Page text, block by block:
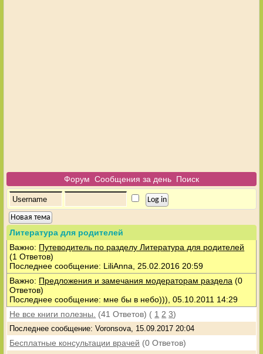
Форум Сообщения за день Поиск
Новая тема
Литература для родителей
Важно: Путеводитель по разделу Литература для родителей
(1 Ответов)
Последнее сообщение: LiliAnna, 25.02.2016 20:59
Важно: Предложения и замечания модераторам раздела (0
Ответов)
Последнее сообщение: мне бы в небо))), 05.10.2011 14:29
Не все книги полезны.
(41 Ответов) ( 1 2 3)
Последнее сообщение: Voronsova, 15.09.2017 20:04
Бесплатные консультации врачей (0 Ответов)